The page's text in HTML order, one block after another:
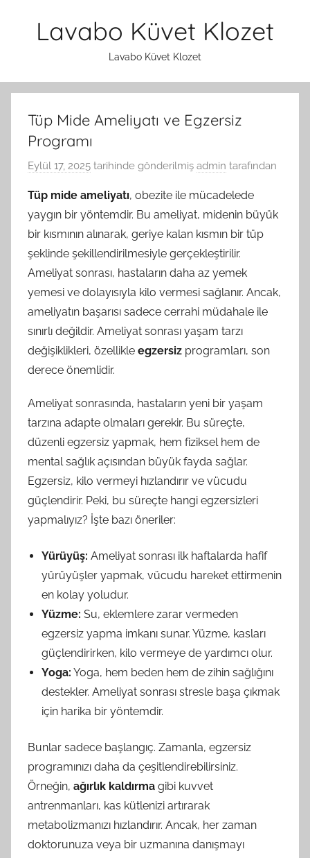
Lavabo Küvet Klozet
Lavabo Küvet Klozet
Tüp Mide Ameliyatı ve Egzersiz
Programı
Eylül 17, 2025 tarihinde gönderilmiş admin tarafından
Tüp mide ameliyatı, obezite ile mücadelede
yaygın bir yöntemdir. Bu ameliyat, midenin büyük
bir kısmının alınarak, geriye kalan kısmın bir tüp
şeklinde şekillendirilmesiyle gerçekleştirilir.
Ameliyat sonrası, hastaların daha az yemek
yemesi ve dolayısıyla kilo vermesi sağlanır. Ancak,
ameliyatın başarısı sadece cerrahi müdahale ile
sınırlı değildir. Ameliyat sonrası yaşam tarzı
değişiklikleri, özellikle egzersiz programları, son
derece önemlidir.
Ameliyat sonrasında, hastaların yeni bir yaşam
tarzına adapte olmaları gerekir. Bu süreçte,
düzenli egzersiz yapmak, hem fiziksel hem de
mental sağlık açısından büyük fayda sağlar.
Egzersiz, kilo vermeyi hızlandırır ve vücudu
güçlendirir. Peki, bu süreçte hangi egzersizleri
yapmalıyız? İşte bazı öneriler:
Yürüyüş: Ameliyat sonrası ilk haftalarda hafif
yürüyüşler yapmak, vücudu hareket ettirmenin
en kolay yoludur.
Yüzme: Su, eklemlere zarar vermeden
egzersiz yapma imkanı sunar. Yüzme, kasları
güçlendirirken, kilo vermeye de yardımcı olur.
Yoga: Yoga, hem beden hem de zihin sağlığını
destekler. Ameliyat sonrası stresle başa çıkmak
için harika bir yöntemdir.
Bunlar sadece başlangıç. Zamanla, egzersiz
programınızı daha da çeşitlendirebilirsiniz.
Örneğin, ağırlık kaldırma gibi kuvvet
antrenmanları, kas kütlenizi artırarak
metabolizmanızı hızlandırır. Ancak, her zaman
doktorunuza veya bir uzmanına danışmayı